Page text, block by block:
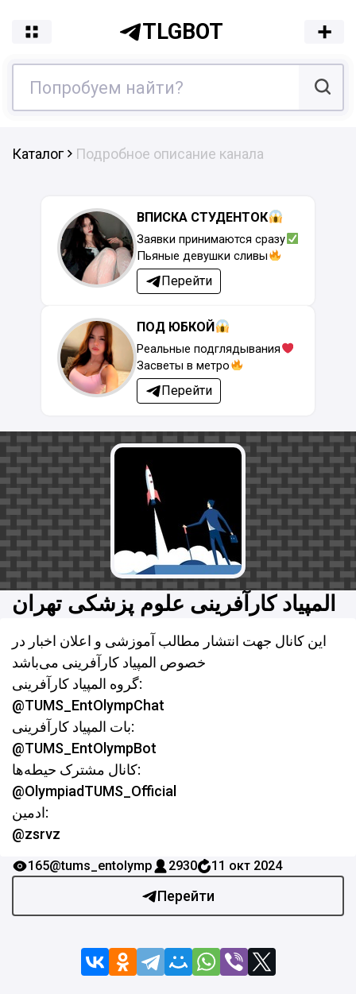
TLGBOT
Каталог Подробное описание канала
ВПИСКА СТУДЕНТОК
Заявки принимаются сразу
Пьяные девушки сливы
Перейти
ПОД ЮБКОЙ
Реальные подглядывания
Засветы в метро
Перейти
المپیاد کارآفرینی علوم پزشکی تهران
این کانال جهت انتشار مطالب آموزشی و اعلان اخبار در
خصوص المپیاد کارآفرینی می‌باشد
گروه المپیاد کارآفرینی:
@TUMS_EntOlympChat
بات المپیاد کارآفرینی:
@TUMS_EntOlympBot
کانال مشترک حیطه‌ها:
@OlympiadTUMS_Official
ادمین:
@zsrvz
Перейти
165@tums_entolymp 2930 11 окт 2024